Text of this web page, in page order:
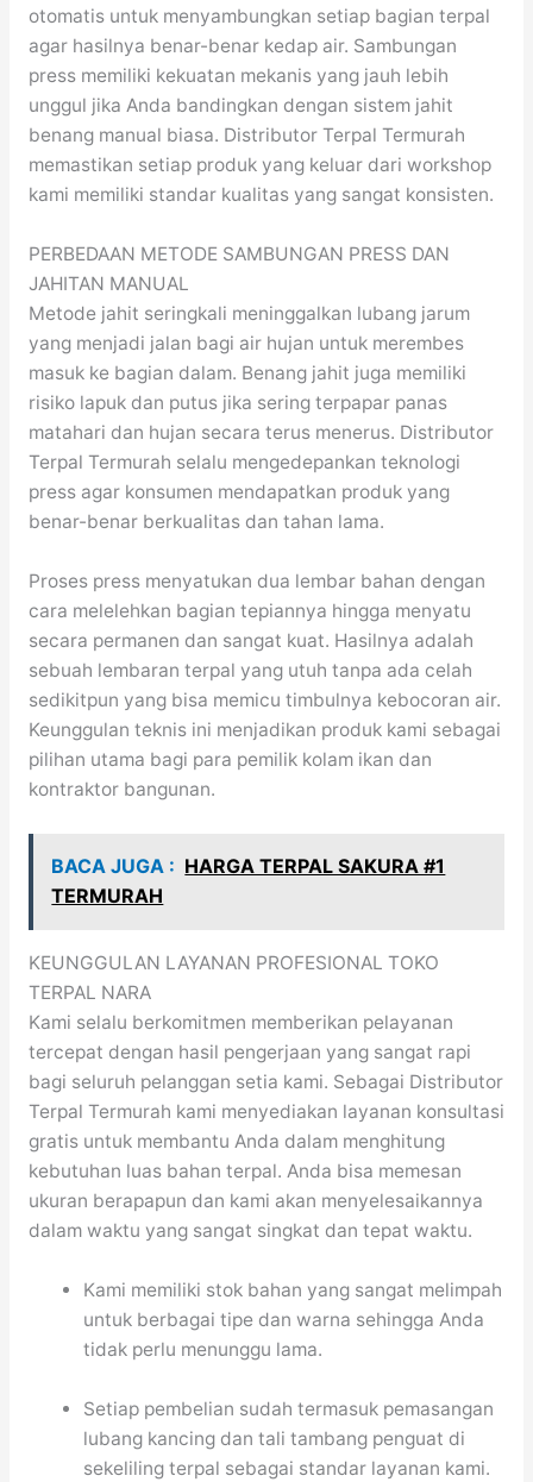
otomatis untuk menyambungkan setiap bagian terpal
agar hasilnya benar-benar kedap air. Sambungan
press memiliki kekuatan mekanis yang jauh lebih
unggul jika Anda bandingkan dengan sistem jahit
benang manual biasa. Distributor Terpal Termurah
memastikan setiap produk yang keluar dari workshop
kami memiliki standar kualitas yang sangat konsisten.
PERBEDAAN METODE SAMBUNGAN PRESS DAN
JAHITAN MANUAL
Metode jahit seringkali meninggalkan lubang jarum
yang menjadi jalan bagi air hujan untuk merembes
masuk ke bagian dalam. Benang jahit juga memiliki
risiko lapuk dan putus jika sering terpapar panas
matahari dan hujan secara terus menerus. Distributor
Terpal Termurah selalu mengedepankan teknologi
press agar konsumen mendapatkan produk yang
benar-benar berkualitas dan tahan lama.
Proses press menyatukan dua lembar bahan dengan
cara melelehkan bagian tepiannya hingga menyatu
secara permanen dan sangat kuat. Hasilnya adalah
sebuah lembaran terpal yang utuh tanpa ada celah
sedikitpun yang bisa memicu timbulnya kebocoran air.
Keunggulan teknis ini menjadikan produk kami sebagai
pilihan utama bagi para pemilik kolam ikan dan
kontraktor bangunan.
BACA JUGA : HARGA TERPAL SAKURA #1
TERMURAH
KEUNGGULAN LAYANAN PROFESIONAL TOKO
TERPAL NARA
Kami selalu berkomitmen memberikan pelayanan
tercepat dengan hasil pengerjaan yang sangat rapi
bagi seluruh pelanggan setia kami. Sebagai Distributor
Terpal Termurah kami menyediakan layanan konsultasi
gratis untuk membantu Anda dalam menghitung
kebutuhan luas bahan terpal. Anda bisa memesan
ukuran berapapun dan kami akan menyelesaikannya
dalam waktu yang sangat singkat dan tepat waktu.
Kami memiliki stok bahan yang sangat melimpah
untuk berbagai tipe dan warna sehingga Anda
tidak perlu menunggu lama.
Setiap pembelian sudah termasuk pemasangan
lubang kancing dan tali tambang penguat di
sekeliling terpal sebagai standar layanan kami.